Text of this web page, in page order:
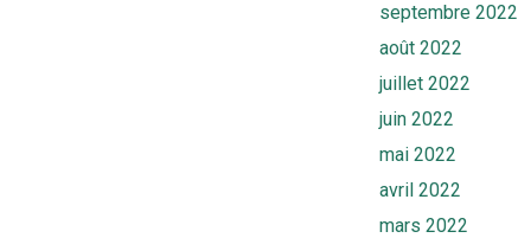
septembre 2022
août 2022
juillet 2022
juin 2022
mai 2022
avril 2022
mars 2022